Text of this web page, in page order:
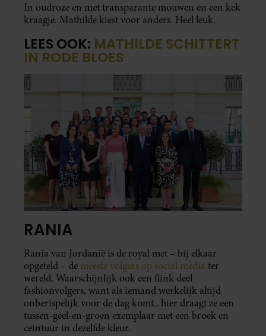
In oudroze en met transparante mouwen en een kek
kraagje. Mathilde kiest voor anders. Heel leuk.
LEES OOK: MATHILDE SCHITTERT
IN RODE BLOES
RANIA
Rania van Jordanië is de royal met – bij elkaar
opgeteld – de meeste volgers op social media ter
wereld. Waarschijnlijk ook een flink deel
fashionvolgers, want als iemand werkelijk altijd
onberispelijk voor de dag komt.. hier draagt ze een
tussen-geel-en-groen exemplaar met een broek en
ceintuur in dezelfde kleur.